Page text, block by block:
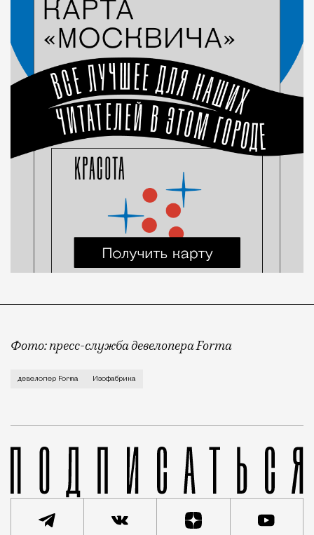
Фото: пресс-служба девелопера Forma
Корпус скульптуры и лепки Изофабрики на
девелопер Forma Изофабрика